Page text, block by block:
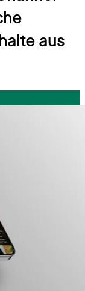
aus